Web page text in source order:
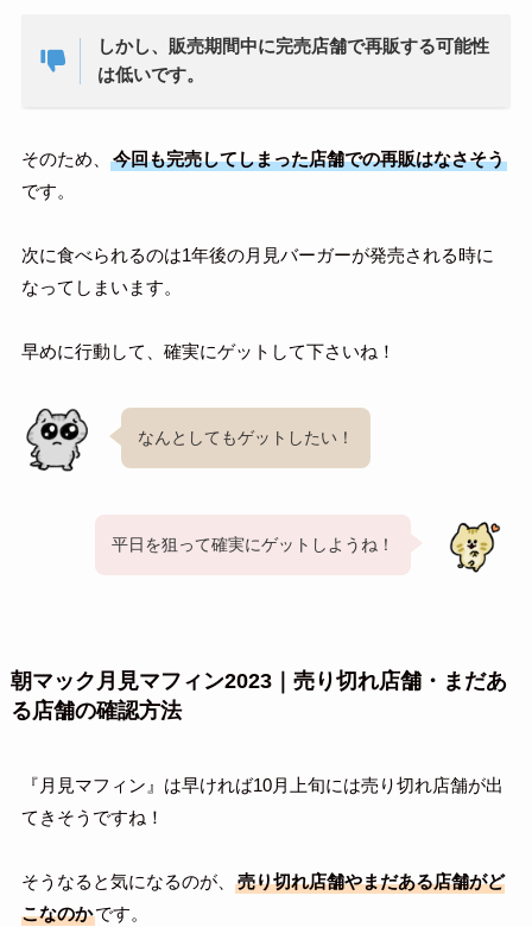
しかし、販売期間中に完売店舗で再販する可能性
は低いです。
そのため、
今回も完売してしまった店舗での再販はなさそう
です。
次に食べられるのは1年後の月見バーガーが発売される時に
なってしまいます。
早めに行動して、確実にゲットして下さいね！
なんとしてもゲットしたい！
平日を狙って確実にゲットしようね！
朝マック月見マフィン2023｜売り切れ店舗・まだあ
る店舗の確認方法
『月見マフィン』は早ければ10月上旬には売り切れ店舗が出
てきそうですね！
そうなると気になるのが、
売り切れ店舗やまだある店舗がど
こなのかです。